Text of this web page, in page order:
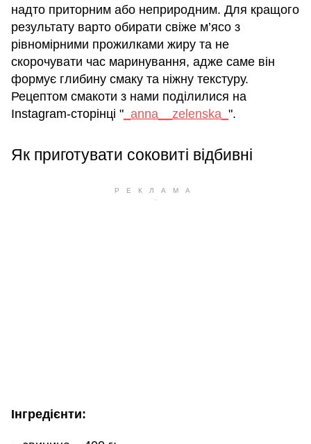
надто приторним або неприродним. Для кращого
результату варто обирати свіже м’ясо з
рівномірними прожилками жиру та не
скорочувати час маринування, адже саме він
формує глибину смаку та ніжну текстуру.
Рецептом смакоти з нами поділилися на
Instagram-сторінці " _anna__zelenska_ ".
Як приготувати соковиті відбивні
Інгредієнти: